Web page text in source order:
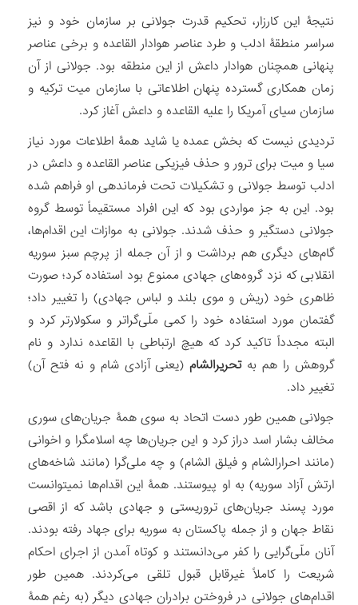
نتیجۀ این کارزار، تحکیم قدرت جولانی بر سازمان خود و نیز
سراسر منطقۀ ادلب و طرد عناصر هوادار القاعده و برخی عناصر
پنهانی همچنان هوادار داعش از این منطقه بود. جولانی از آن
زمان همکاری گسترده پنهان اطلاعاتی با سازمان میت ترکیه و
سازمان سیای آمریکا را علیه القاعده و داعش آغاز کرد.
تردیدی نیست که بخش عمده یا شاید همۀ اطلاعات مورد نیاز
سیا و میت برای ترور و حذف فیزیکی عناصر القاعده و داعش در
ادلب توسط جولانی و تشکیلات تحت فرماندهی او فراهم شده
بود. این به جز مواردی بود که این افراد مستقیماً توسط گروه
جولانی دستگیر و حذف شدند. جولانی به موازات این اقدام‌ها،
گام‏‌های دیگری هم برداشت و از آن جمله از پرچم سبز سوریه
انقلابی که نزد گروه‏‌های جهادی ممنوع بود استفاده کرد؛ صورت
ظاهری خود (ریش و موی بلند و لباس جهادی) را تغییر داد؛
گفتمان مورد استفاده خود را کمی ملّی‏‌گراتر و سکولارتر کرد و
البته مجدداً تاکید کرد که هیچ ارتباطی با القاعده ندارد و نام
گروهش را هم بهتحریرالشام (یعنی آزادی شام و نه فتح آن)
تغییر داد.
جولانی همین طور دست اتحاد به سوی همۀ جریان‌های سوری
مخالف بشار اسد دراز کرد و این جریان‌ها چه اسلام‏گرا و اخوانی
(مانند احرارالشام و فیلق الشام) و چه ملی‏‌گرا (مانند شاخه‏‌های
ارتش آزاد سوریه) به او پیوستند. همۀ این اقدام‌ها نمی‏توانست
مورد پسند جریان‌های تروریستی و جهادی باشد که از اقصی
نقاط جهان و از جمله پاکستان به سوریه برای جهاد رفته بودند.
آنان ملّی‌‏گرایی را کفر می‌‏دانستند و کوتاه آمدن از اجرای احکام
شریعت را کاملاً غیرقابل قبول تلقی می‏‌کردند. همین طور
اقدام‌های جولانی در فروختن برادران جهادی دیگر (به رغم همۀ